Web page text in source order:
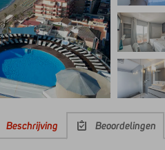
Beschrijving Beoordelingen